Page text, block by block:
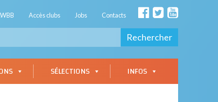
Accès clubs Jobs Contacts
Rechercher
SÉLECTIONS INFOS